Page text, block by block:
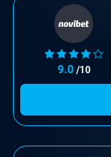
9.0 /10